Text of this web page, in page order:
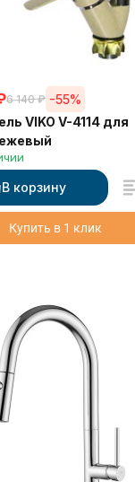
6 140 ₽ -55%
VIKO V-4114 для
В корзину
Купить в 1 клик